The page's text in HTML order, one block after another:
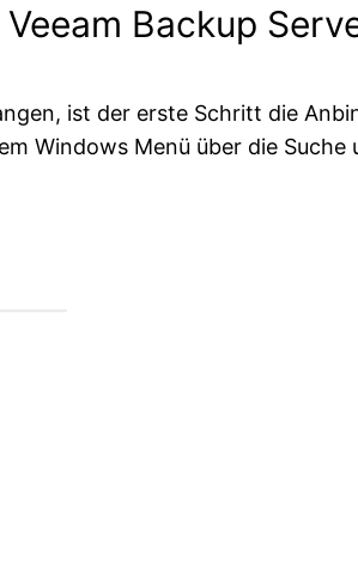
Backup
ist der erste Schritt die
Windows Menü über die